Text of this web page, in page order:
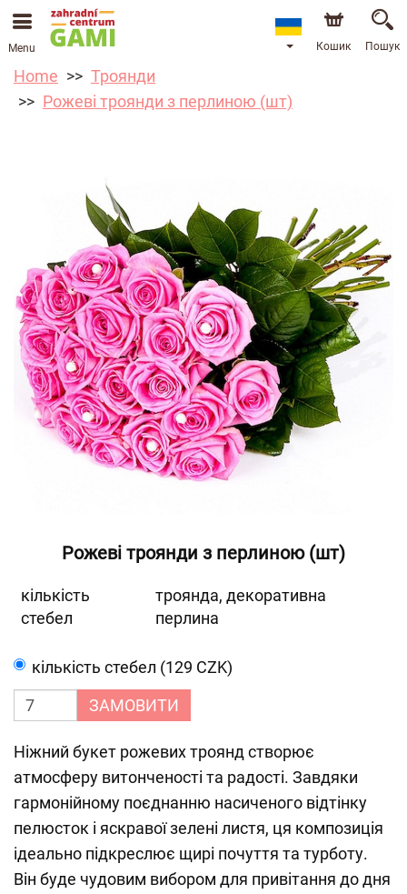
Menu Кошик Пошук
Home
Троянди
Рожеві троянди з перлиною (шт)
Рожеві троянди з перлиною (шт)
кількість
стебел
троянда, декоративна
перлина
кількість стебел (129 CZK)
ЗАМОВИТИ
Ніжний букет рожевих троянд створює
атмосферу витонченості та радості. Завдяки
гармонійному поєднанню насиченого відтінку
пелюсток і яскравої зелені листя, ця композиція
ідеально підкреслює щирі почуття та турботу.
Він буде чудовим вибором для привітання до дня